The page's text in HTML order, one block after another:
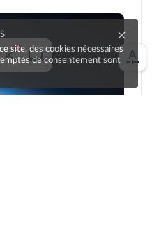
site, des cookies nécessaires
de consentement sont